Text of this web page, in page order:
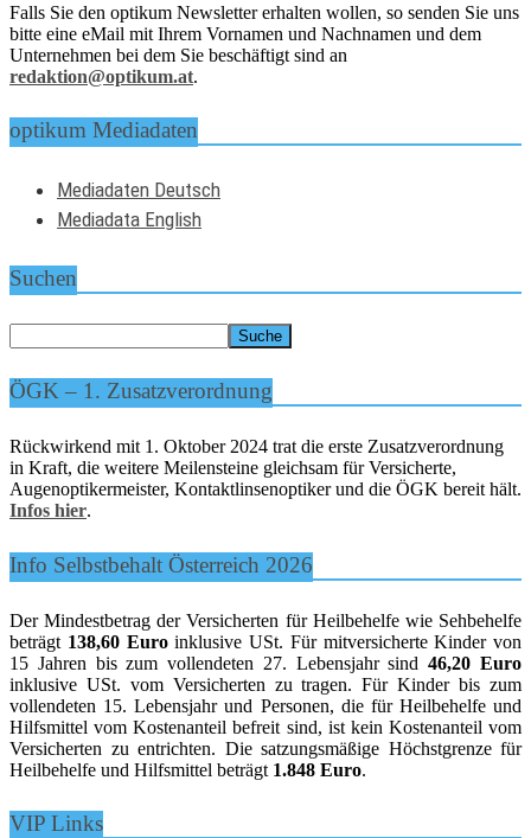
Falls Sie den optikum Newsletter erhalten wollen, so senden Sie uns
bitte eine eMail mit Ihrem Vornamen und Nachnamen und dem
Unternehmen bei dem Sie beschäftigt sind an
redaktion@optikum.at.
optikum Mediadaten
Mediadaten Deutsch
Mediadata English
Suchen
ÖGK – 1. Zusatzverordnung
Rückwirkend mit 1. Oktober 2024 trat die erste Zusatzverordnung
in Kraft, die weitere Meilensteine gleichsam für Versicherte,
Augenoptikermeister, Kontaktlinsenoptiker und die ÖGK bereit hält.
Infos hier.
Info Selbstbehalt Österreich 2026
Der Mindestbetrag der Versicherten für Heilbehelfe wie Sehbehelfe
beträgt 138,60 Euroinklusive USt. Für mitversicherte Kinder von
15 Jahren bis zum vollendeten 27. Lebensjahr sind46,20 Euro
inklusive USt. vom Versicherten zu tragen. Für Kinder bis zum
vollendeten 15. Lebensjahr und Personen, die für Heilbehelfe und
Hilfsmittel vom Kostenanteil befreit sind, ist kein Kostenanteil vom
Versicherten zu entrichten. Die satzungsmäßige Höchstgrenze für
Heilbehelfe und Hilfsmittel beträgt 1.848 Euro.
VIP Links